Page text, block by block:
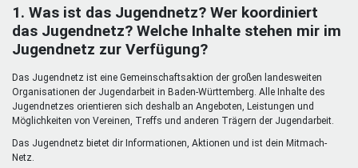
Freizeit & Reisen
Mentoren & Projekte
Schule & Beruf
Vor Ort
1. Was ist das Jugendnetz? Wer koordiniert
das Jugendnetz? Welche Inhalte stehen mir im
Jugendnetz zur Verfügung?
Das Jugendnetz ist eine Gemeinschaftsaktion der großen landesweiten
Organisationen der Jugendarbeit in Baden-Württemberg. Alle Inhalte des
Jugendnetzes orientieren sich deshalb an Angeboten, Leistungen und
Möglichkeiten von Vereinen, Treffs und anderen Trägern der Jugendarbeit.
Das Jugendnetz bietet dir Informationen, Aktionen und ist dein Mitmach-
Netz.